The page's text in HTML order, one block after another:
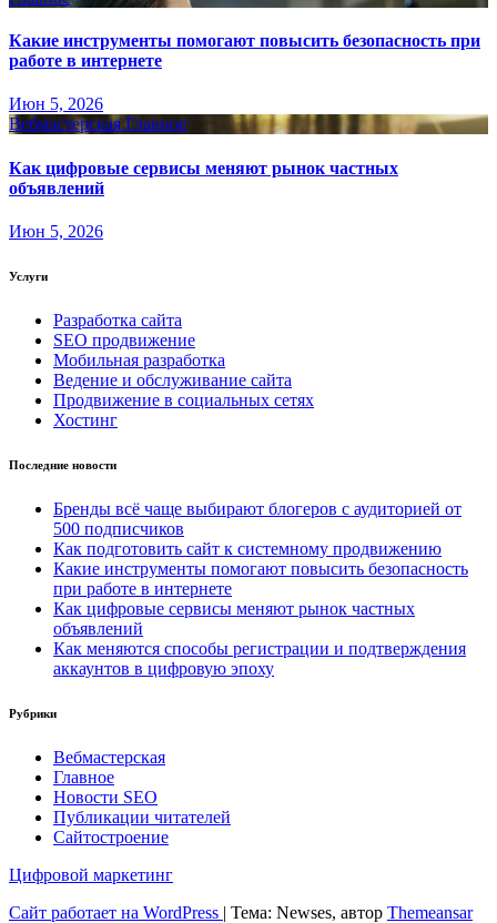
Какие инструменты помогают повысить безопасность при
работе в интернете
Июн 5, 2026
Вебмастерская Главное
Как цифровые сервисы меняют рынок частных
объявлений
Июн 5, 2026
Услуги
Разработка сайта
SEO продвижение
Мобильная разработка
Ведение и обслуживание сайта
Продвижение в социальных сетях
Хостинг
Последние новости
Бренды всё чаще выбирают блогеров с аудиторией от
500 подписчиков
Как подготовить сайт к системному продвижению
Какие инструменты помогают повысить безопасность
при работе в интернете
Как цифровые сервисы меняют рынок частных
объявлений
Как меняются способы регистрации и подтверждения
аккаунтов в цифровую эпоху
Рубрики
Вебмастерская
Главное
Новости SEO
Публикации читателей
Сайтостроение
Цифровой маркетинг
Сайт работает на WordPress | Тема: Newses, автор Themeansar